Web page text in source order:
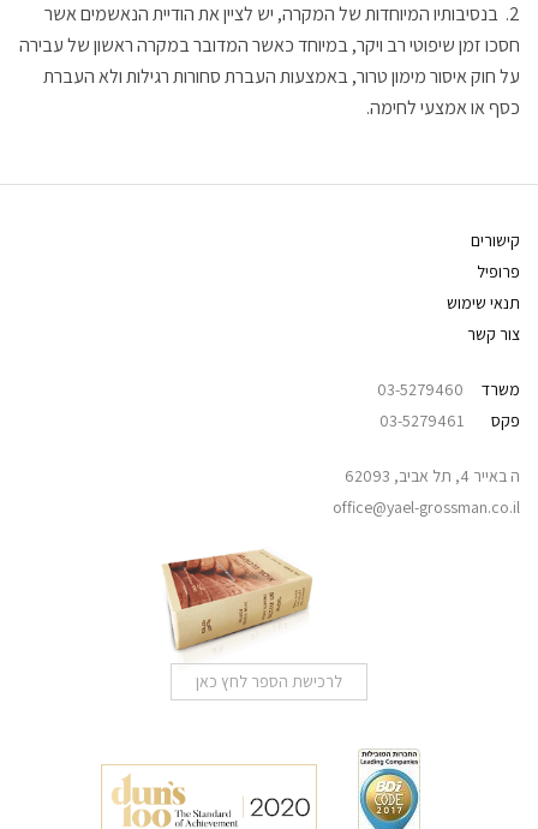
2. בנסיבותיו המיוחדות של המקרה, יש לציין את הודיית הנאשמים אשר
חסכו זמן שיפוטי רב ויקר, במיוחד כאשר המדובר במקרה ראשון של עבירה
על חוק איסור מימון טרור, באמצעות העברת סחורות רגילות ולא העברת
כסף או אמצעי לחימה.
קישורים
פרופיל
תנאי שימוש
צור קשר
משרד
03-5279460
פקס
ה באייר 4, תל אביב, 62093
office@yael-grossman.co.il
לרכישת הספר לחץ כאן